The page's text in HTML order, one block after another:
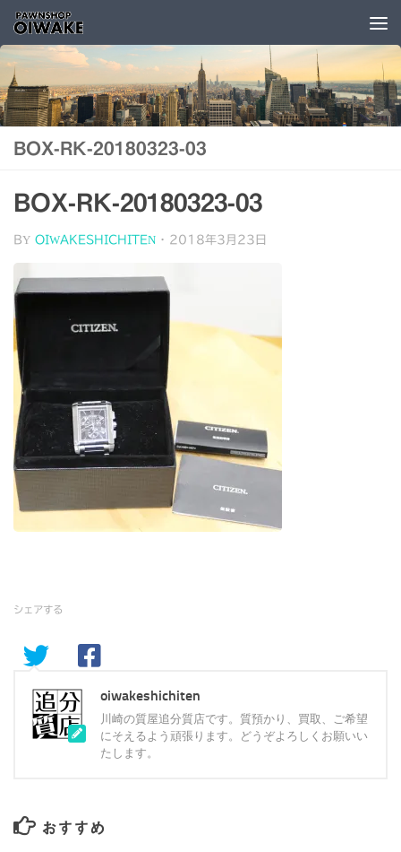
コンテンツへスキップ
BOX-RK-20180323-03
BOX-RK-20180323-03
BY OIWAKESHICHITEN · 2018年3月23日
シェアする
oiwakeshichiten
川崎の質屋追分質店です。質預かり、買取、ご希望
にそえるよう頑張ります。どうぞよろしくお願いい
たします。
おすすめ